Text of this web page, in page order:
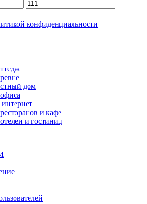
конфиденциальности
дом
и кафе
и гостиниц